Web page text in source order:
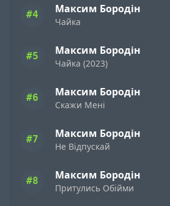
#4 Максим Бородін
Чайка
#5 Максим Бородін
Чайка (2023)
#6 Максим Бородін
Скажи Мені
#7 Максим Бородін
Не Відпускай
#8 Максим Бородін
Притулись Обійми